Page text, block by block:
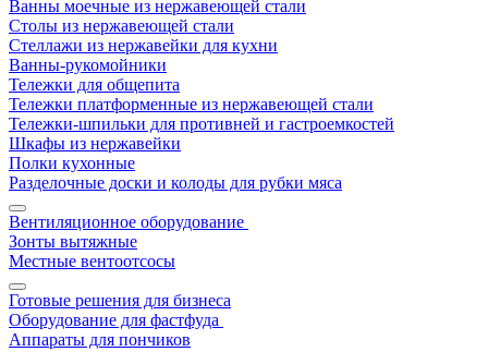
Ванны моечные из нержавеющей стали
Столы из нержавеющей стали
Стеллажи из нержавейки для кухни
Ванны-рукомойники
Тележки для общепита
Тележки платформенные из нержавеющей стали
Тележки-шпильки для противней и гастроемкостей
Шкафы из нержавейки
Полки кухонные
Разделочные доски и колоды для рубки мяса
Вентиляционное оборудование
Зонты вытяжные
Местные вентоотсосы
Готовые решения для бизнеса
Оборудование для фастфуда
Аппараты для пончиков